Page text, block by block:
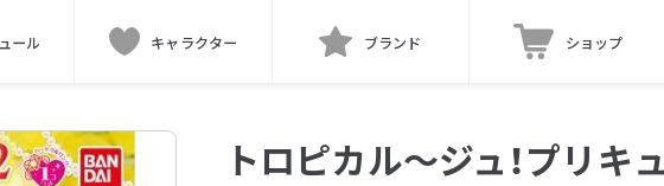
ール キャラクター ブランド ショップ
トロピカル～ジュ！プリ